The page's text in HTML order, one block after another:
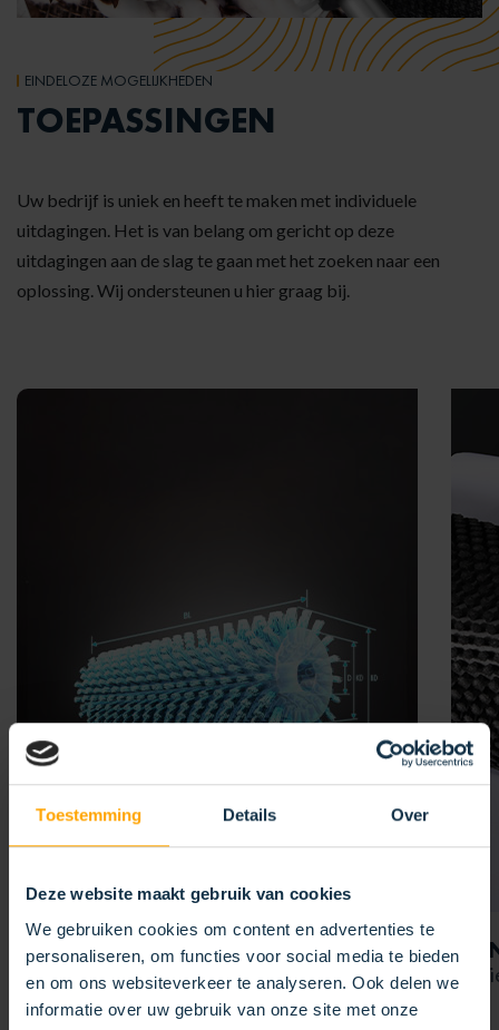
Toestemming Details Over
Deze website maakt gebruik van cookies
We gebruiken cookies om content en advertenties te
personaliseren, om functies voor social media te bieden
en om ons websiteverkeer te analyseren. Ook delen we
informatie over uw gebruik van onze site met onze
EINDELOZE MOGELIJKHEDEN
TOEPASSINGEN
Uw bedrijf is uniek en heeft te maken met individuele
uitdagingen. Het is van belang om gericht op deze
uitdagingen aan de slag te gaan met het zoeken naar een
oplossing. Wij ondersteunen u hier graag bij.
UWTOEPASSING
Voor uw uitdaging